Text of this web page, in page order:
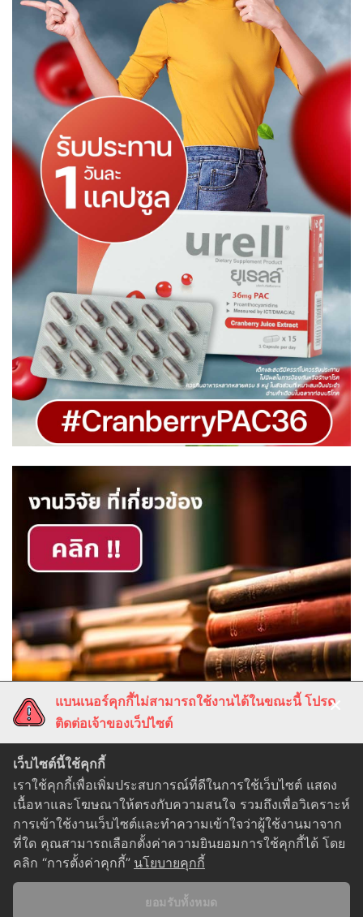
Privacy Policy|Cookie Policy
แบนเนอร์คุกกี้ไม่สามารถใช้งานได้ในขณะนี้ โปรด
ติดต่อเจ้าของเว็ปไซต์
เว็บไซต์นี้ใช้คุกกี้
เราใช้คุกกี้เพื่อเพิ่มประสบการณ์ที่ดีในการใช้เว็บไซต์ แสดง
เนื้อหาและโฆษณาให้ตรงกับความสนใจ รวมถึงเพื่อวิเคราะห์
การเข้าใช้งานเว็บไซต์และทำความเข้าใจว่าผู้ใช้งานมาจาก
ที่ใด คุณสามารถเลือกตั้งค่าความยินยอมการใช้คุกกี้ได้ โดย
คลิก “การตั้งค่าคุกกี้” นโยบายคุกกี้
ยอมรับทั้งหมด